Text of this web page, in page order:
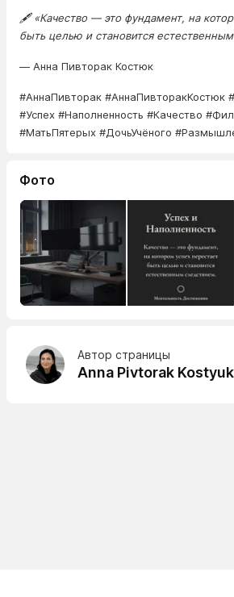
🖋️ «Качество — это фундамент, на
быть целью и становится
— Анна Пивторак Костюк
#АннаПивторак #АннаПивторакКостюк
#Успех #Наполненность #Качество
#МатьПятерых #ДочьУчёного
Фото
Автор страницы
Anna Pivtorak Kostyuk